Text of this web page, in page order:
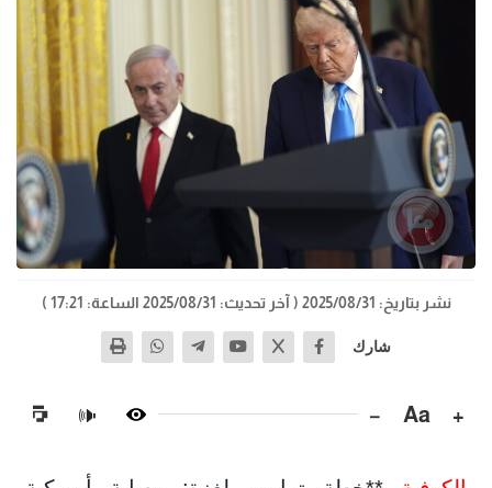
نشر بتاريخ: 2025/08/31 ( آخر تحديث: 2025/08/31 الساعة: 17:21 )
شارك
+
Aa
−
🔊